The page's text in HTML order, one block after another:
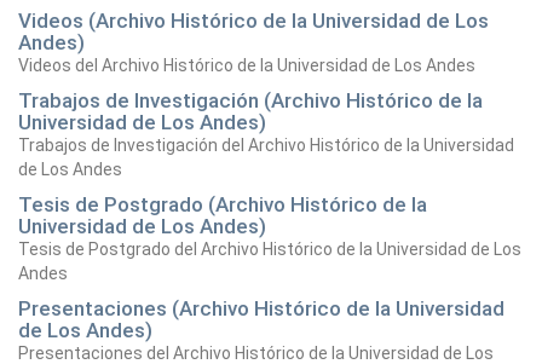
Videos (Archivo Histórico de la Universidad de Los
Andes)
Videos del Archivo Histórico de la Universidad de Los Andes
Trabajos de Investigación (Archivo Histórico de la
Universidad de Los Andes)
Trabajos de Investigación del Archivo Histórico de la Universidad
de Los Andes
Tesis de Postgrado (Archivo Histórico de la
Universidad de Los Andes)
Tesis de Postgrado del Archivo Histórico de la Universidad de Los
Andes
Presentaciones (Archivo Histórico de la Universidad
de Los Andes)
Presentaciones del Archivo Histórico de la Universidad de Los